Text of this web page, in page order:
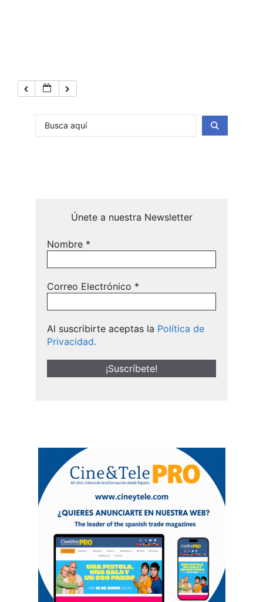
Únete a nuestra Newsletter
Nombre *
Correo Electrónico *
Al suscribirte aceptas la Política de
Privacidad.